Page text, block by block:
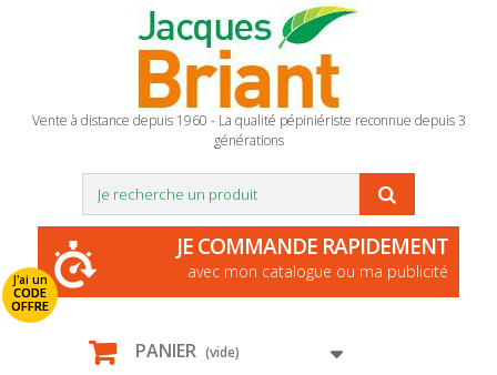
Vente à distance depuis 1960 - La qualité pépiniériste reconnue depuis 3
générations
J'ai un
CODE
OFFRE
JE COMMANDE RAPIDEMENT
avec mon catalogue ou ma publicité
PANIER (vide)